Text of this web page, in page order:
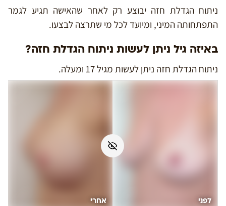
ניתוח הגדלת חזה יבוצע רק לאחר שהאישה תגיע לגמר
התפתחותה המיני, ומיועד לכל מי שתרצה לבצעו.
באיזה גיל ניתן לעשות ניתוח הגדלת חזה?
ניתוח הגדלת חזה ניתן לעשות מגיל 17 ומעלה.
לפני אחרי